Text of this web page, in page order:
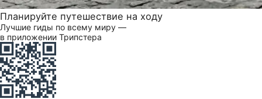
Планируйте путешествие на ходу
Лучшие гиды по всему миру —
в приложении Трипстера